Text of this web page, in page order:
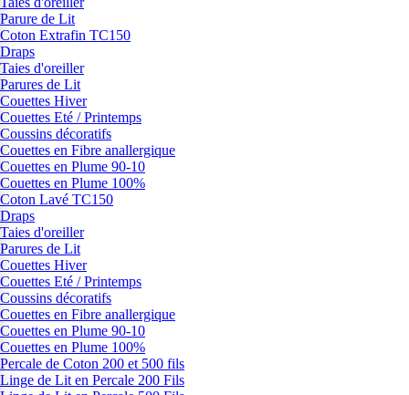
Parure de Lit
Coton Extrafin TC150
Draps
Taies d'oreiller
Parures de Lit
Couettes Hiver
Couettes Eté / Printemps
Coussins décoratifs
Couettes en Fibre anallergique
Couettes en Plume 90-10
Couettes en Plume 100%
Coton Lavé TC150
Draps
Taies d'oreiller
Parures de Lit
Couettes Hiver
Couettes Eté / Printemps
Coussins décoratifs
Couettes en Fibre anallergique
Couettes en Plume 90-10
Couettes en Plume 100%
Percale de Coton 200 et 500 fils
Linge de Lit en Percale 200 Fils